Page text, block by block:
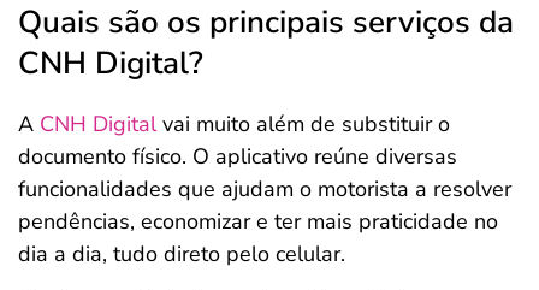
Quais são os principais serviços da
CNH Digital?
A CNH Digitalvai muito além de substituir o
documento físico. O aplicativo reúne diversas
funcionalidades que ajudam o motorista a resolver
pendências, economizar e ter mais praticidade no
dia a dia, tudo direto pelo celular.